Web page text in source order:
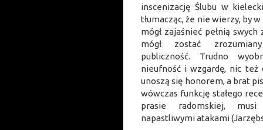
inscenizację Ślubu w
tłumacząc, że nie wierzy, by
mógł zajaśnieć pełnią
mógł zostać
publiczność. Trudno
nieufność i wzgardę, nic też
unoszą się honorem, a brat
wówczas funkcję stałego
prasie radomskiej,
napastliwymi atakami